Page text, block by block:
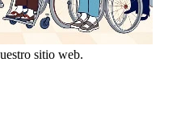
sitio web.